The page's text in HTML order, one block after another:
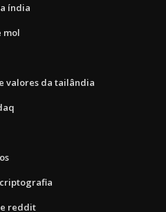
índia
mol
valores da tailândia
reddit